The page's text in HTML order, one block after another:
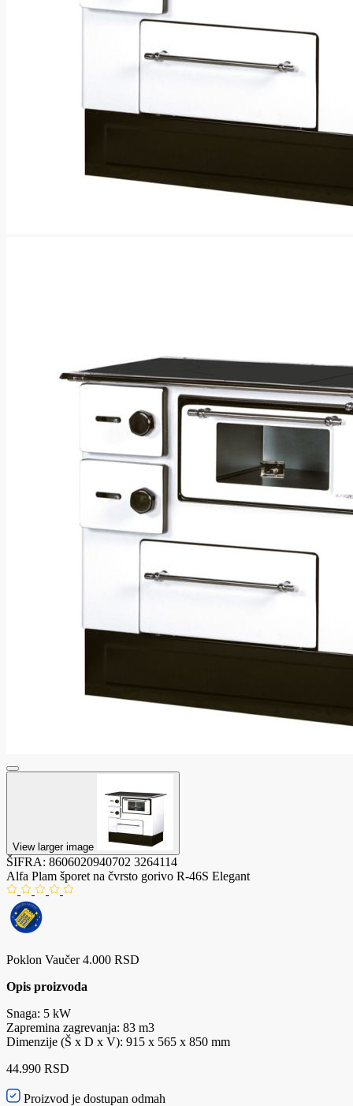
View larger image
ŠIFRA: 8606020940702 3264114
Alfa Plam šporet na čvrsto gorivo R-46S Elegant
Poklon Vaučer 4.000 RSD
Opis proizvoda
Snaga: 5 kW
Zapremina zagrevanja: 83 m3
Dimenzije (Š x D x V): 915 x 565 x 850 mm
44.990 RSD
Proizvod je dostupan odmah